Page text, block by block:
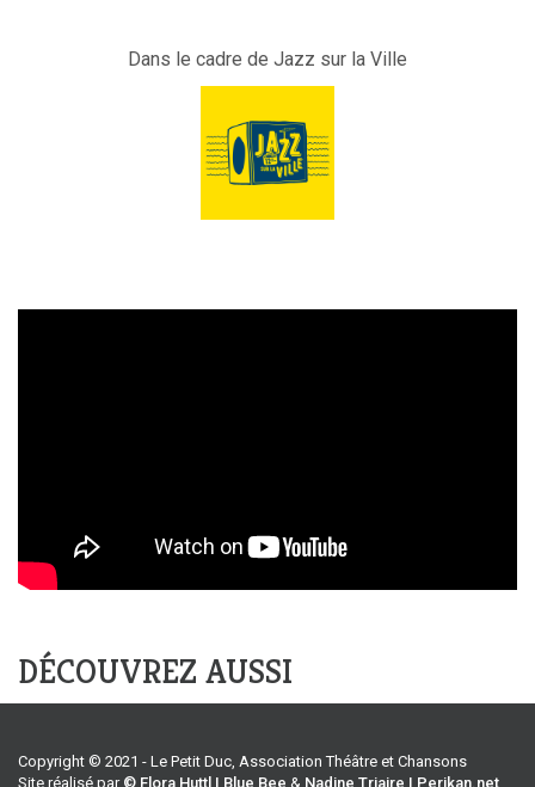
Dans le cadre de Jazz sur la Ville
DÉCOUVREZ AUSSI
Copyright © 2021 - Le Petit Duc, Association Théâtre et Chansons
Site réalisé par © Flora Huttl | Blue Bee & Nadine Triaire | Perikan.net